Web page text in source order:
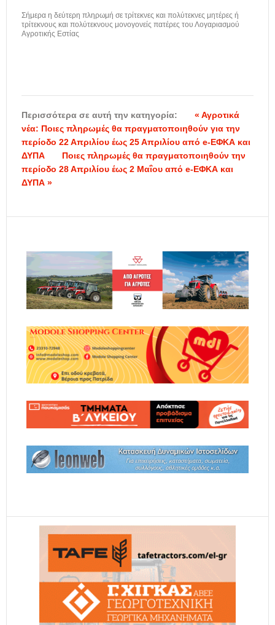
Σήμερα η δεύτερη πληρωμή σε τρίτεκνες και πολύτεκνες μητέρες ή
τρίτεκνους και πολύτεκνους μονογονείς πατέρες του Λογαριασμού
Αγροτικής Εστίας
Περισσότερα σε αυτή την κατηγορία:
« Αγροτικά
νέα: Ποιες πληρωμές θα πραγματοποιηθούν για την
περίοδο 22 Απριλίου έως 25 Απριλίου από e-ΕΦΚΑ και
ΔΥΠΑ
Ποιες πληρωμές θα πραγματοποιηθούν την
περίοδο 28 Απριλίου έως 2 Μαΐου από e-ΕΦΚΑ και
ΔΥΠΑ »